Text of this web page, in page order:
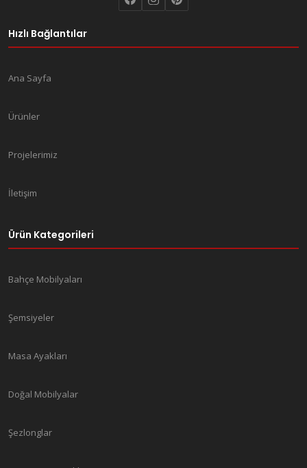
Hızlı Bağlantılar
Ana Sayfa
Ürünler
Projelerimiz
İletişim
Ürün Kategorileri
Bahçe Mobilyaları
Şemsiyeler
Masa Ayakları
Doğal Mobilyalar
Şezlonglar